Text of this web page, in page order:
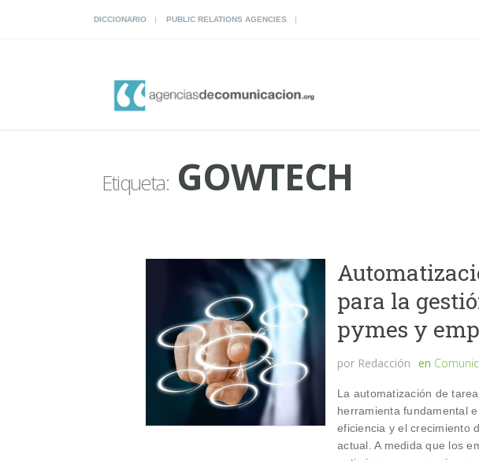
DICCIONARIO PUBLIC RELATIONS AGENCIES
Etiqueta:GOWTECH
para la
pymes y
por Redacción en
La automatización de
herramienta fundamental
eficiencia y el crecimiento
actual. A medida que los